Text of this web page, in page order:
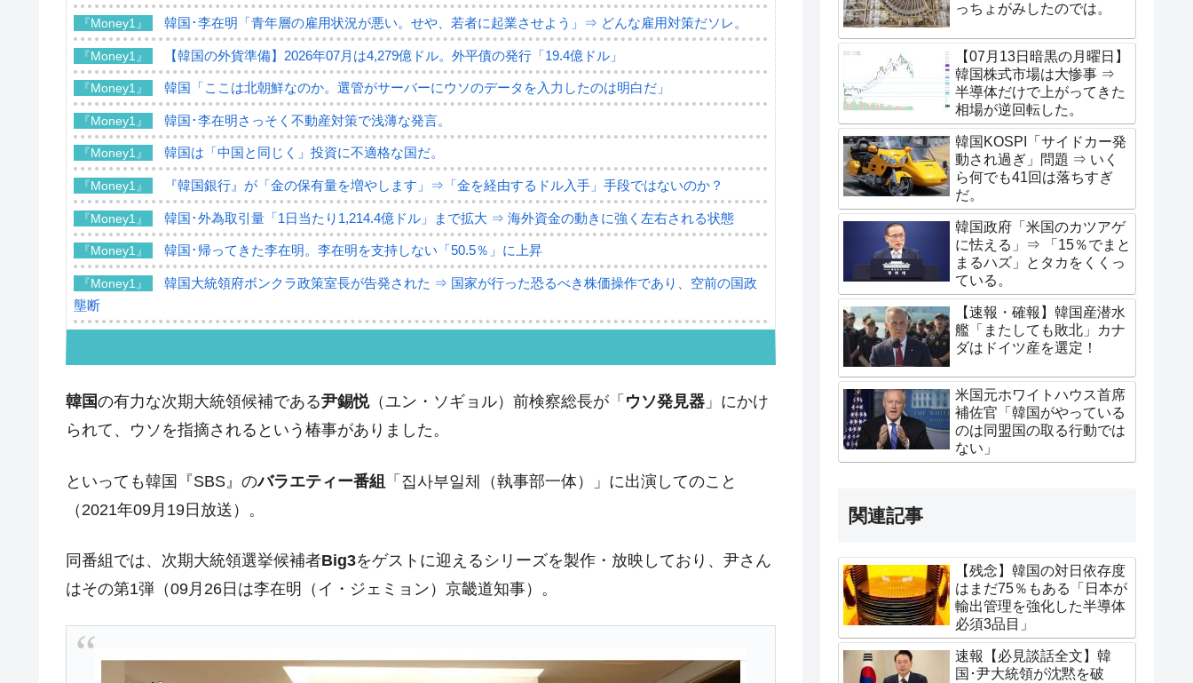
『Money1』 韓国･李在明「青年層の雇用状況が悪い。せや、若者に起業させよう」⇒ どんな雇用対策だソレ。
『Money1』 【韓国の外貨準備】2026年07月は4,279億ドル。外平債の発行「19.4億ドル」
『Money1』 韓国「ここは北朝鮮なのか。選管がサーバーにウソのデータを入力したのは明白だ」
『Money1』 韓国･李在明さっそく不動産対策で浅薄な発言。
『Money1』 韓国は「中国と同じく」投資に不適格な国だ。
『Money1』 『韓国銀行』が「金の保有量を増やします」⇒「金を経由するドル入手」手段ではないのか？
『Money1』 韓国･外為取引量「1日当たり1,214.4億ドル」まで拡大 ⇒ 海外資金の動きに強く左右される状態
『Money1』 韓国･帰ってきた李在明。李在明を支持しない「50.5％」に上昇
『Money1』
韓国大統領府ボンクラ政策室長が告発された ⇒ 国家が行った恐るべき株価操作であり、空前の国政
壟断
中国だけが鉄鋼輸出を異常増加させる ⇒ 中国の過剰生産が世界を蝕む。
『Money1』 韓国製造業「半導体絶好調」のウラで他業種は全般的「不調」⇒ PSIが示す現況は決して良くない。
『Money1』 【米韓激突案件】韓国消費者院が『クーパン』1人当たり賠償10万ウォンを認定 ⇒ 総額3兆7,000億
『Money1』 韓国型イージス搭載の次世代駆逐艦「KDDX」1番艦、2032年竣工と公示
『Money1』
韓国政府『BYD』車への補助金を全廃 ⇒ 実は韓国で『BYD』車は売れている。6カ月で対前年同期比
1.9倍！
ドを掲げる「在韓反米勢力」
韓国政府「2035年までに18.4GW規模のAIデータセンター整備」⇒ だから無理だってば。
韓国の有力な次期大統領候補である尹錫悦（ユン・ソギョル）前検察総長が「 ウソ発見器 」にかけ
られて、ウソを指摘されるという椿事がありました。
といっても韓国『SBS』のバラエティー番組
「집사부일체（執事部一体）」に出演してのこと
（2021年09月19日放送）。
同番組では、次期大統領選挙候補者Big3をゲストに迎えるシリーズを製作・放映しており、尹さん
はその第1弾（09月26日は李在明（イ・ジェミョン）京畿道知事）。
っちょがみしたのでは。
【07月13日暗黒の月曜日】
韓国株式市場は大惨事 ⇒
半導体だけで上がってきた
相場が逆回転した。
韓国KOSPI「サイドカー発
動され過ぎ」問題 ⇒ いく
ら何でも41回は落ちすぎ
だ。
韓国政府「米国のカツアゲ
に怯える」⇒ 「15％でまと
まるハズ」とタカをくくっ
ている。
【速報・確報】韓国産潜水
艦「またしても敗北」カナ
ダはドイツ産を選定！
米国元ホワイトハウス首席
補佐官「韓国がやっている
のは同盟国の取る行動では
ない」
関連記事
【残念】韓国の対日依存度
はまだ75％もある「日本が
輸出管理を強化した半導体
必須3品目」
速報【必見談話全文】韓
国･尹大統領が沈黙を破